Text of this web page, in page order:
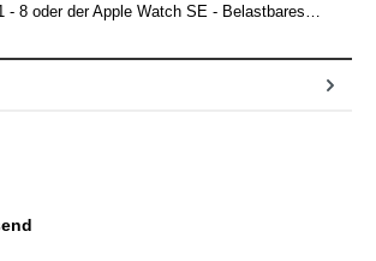
- 8 oder der Apple Watch SE - Belastbares…
überspringen